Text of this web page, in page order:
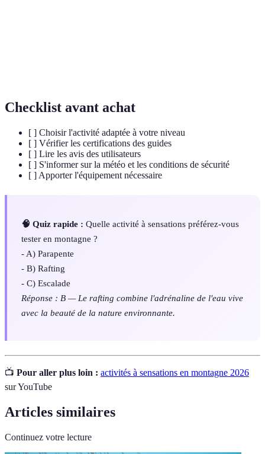
Checklist avant achat
[ ] Choisir l'activité adaptée à votre niveau
[ ] Vérifier les certifications des guides
[ ] Lire les avis des utilisateurs
[ ] S'informer sur la météo et les conditions de sécurité
[ ] Apporter l'équipement nécessaire
🧠 Quiz rapide : Quelle activité à sensations préférez-vous
tester en montagne ?
- A) Parapente
- B) Rafting
- C) Escalade
Réponse : B — Le rafting combine l'adrénaline de l'eau vive
avec la beauté de la nature environnante.
📺 Pour aller plus loin : activités à sensations en montagne 2026
sur YouTube
Articles similaires
Continuez votre lecture